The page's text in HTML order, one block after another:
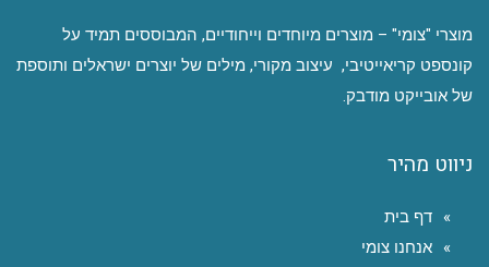
מוצרי "צומי" – מוצרים מיוחדים וייחודיים, המבוססים תמיד על
קונספט קריאייטיבי, עיצוב מקורי, מילים של יוצרים ישראלים ותוספת
של אובייקט מודבק.
ניווט מהיר
דף בית
אנחנו צומי